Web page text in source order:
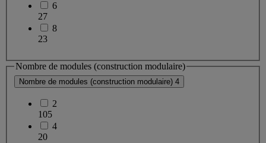
6
27
8
23
Nombre de modules (construction modulaire)
Nombre de modules (construction modulaire) 4
2
105
4
20